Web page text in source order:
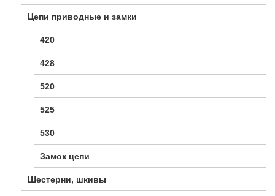
Цепи приводные и замки
420
428
520
525
530
Замок цепи
Шестерни, шкивы